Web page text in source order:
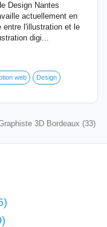
Design Nantes
actuellement en
entre l'illustration et le
digi...
web Design
3D Bordeaux (33)